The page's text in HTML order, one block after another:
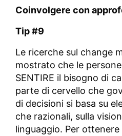
Coinvolgere con
Tip #9
Le ricerche sul change
mostrato che le
SENTIRE il bisogno di
parte di cervello che
di decisioni si basa su
che razionali, sulla
linguaggio. Per